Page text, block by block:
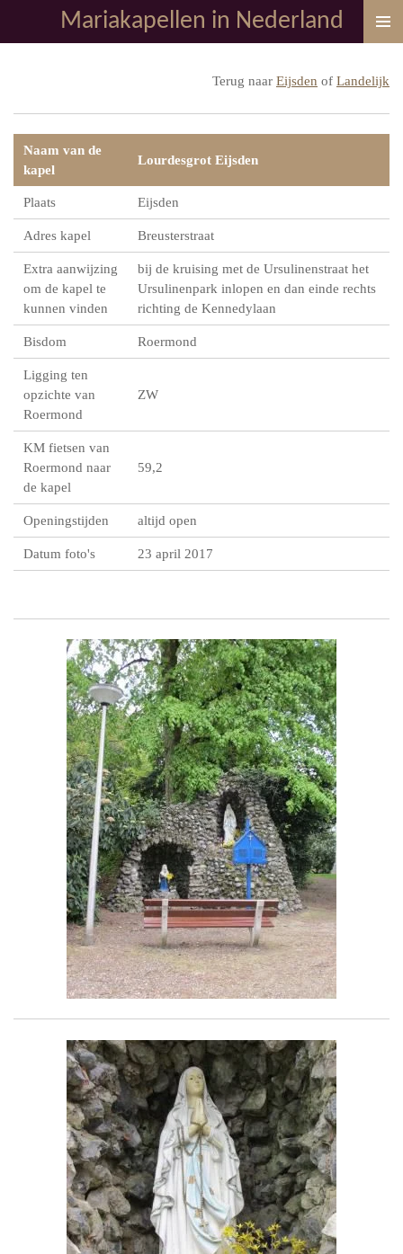
direct
Mariakapellen in Nederland
Terug naar Eijsden of Landelijk
Naam van de
kapel
Lourdesgrot Eijsden
Plaats Eijsden
Adres kapel Breusterstraat
Extra aanwijzing
om de kapel te
kunnen vinden
bij de kruising met de Ursulinenstraat het
Ursulinenpark inlopen en dan einde rechts
richting de Kennedylaan
Bisdom Roermond
Ligging ten
opzichte van
Roermond
ZW
KM fietsen van
Roermond naar
de kapel
59,2
Openingstijden altijd open
Datum foto's 23 april 2017